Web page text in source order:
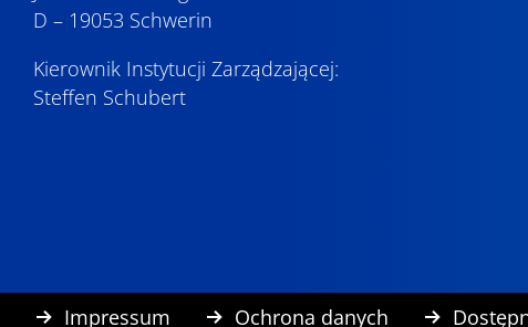
D – 19053 Schwerin
Kierownik Instytucji Zarządzającej:
Steffen Schubert
Impressum Ochrona danych